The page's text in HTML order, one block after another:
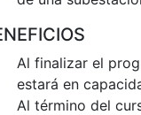
Al finalizar el
estará en
Al término del